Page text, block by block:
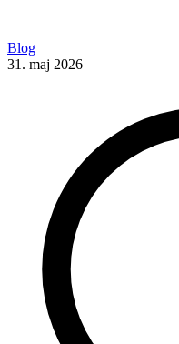
Blog
31. maj 2026